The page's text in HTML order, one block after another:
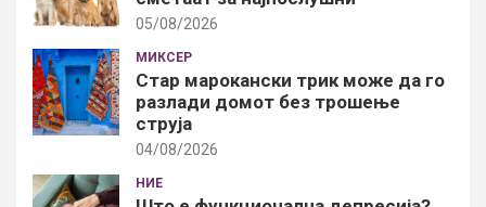
05/08/2026
МИКСЕР
Стар марокански трик може да го
разлади домот без трошење
струја
04/08/2026
НИЕ